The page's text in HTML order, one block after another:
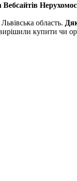
область.
купити чи